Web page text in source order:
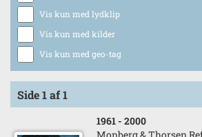
Vis kun med lydklip
Vis kun med kilder
Vis kun med geo-tag
Side 1 af 1
1961 - 2000